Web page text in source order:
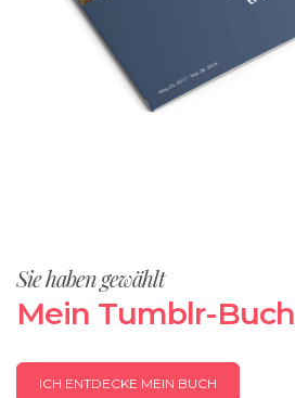
Sie haben gewählt
Mein Tumblr-Buch
ICH ENTDECKE MEIN BUCH